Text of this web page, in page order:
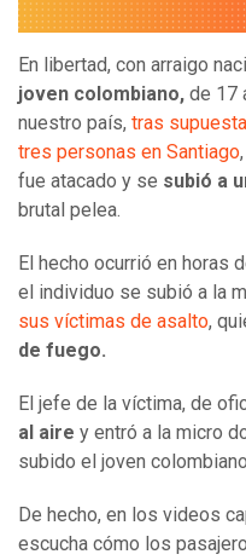
En libertad, con arraigo
joven colombiano, de 17
nuestro país, tras
tres personas en Santiago
fue atacado y se subió a
brutal pelea.
El hecho ocurrió en horas
el individuo se subió a la
sus víctimas de asalto,
de fuego.
El jefe de la víctima, de
al aire y entró a la micro
subido el joven
De hecho, en los videos
escucha cómo los